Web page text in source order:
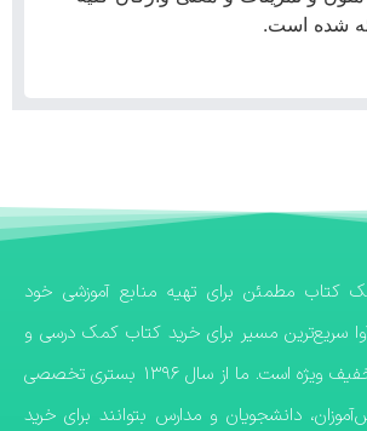
شده است.
کتاب مطمئن برای تهیه منابع آموزشی خود
سریع‌ترین مسیر برای خرید کتاب کمک درسی و
خرید کتاب درسی با تخفیف ویژه است. ما از سال ۱۳۹۶ بستری تخصصی
دانشجویان و مدارس بتوانند برای خرید